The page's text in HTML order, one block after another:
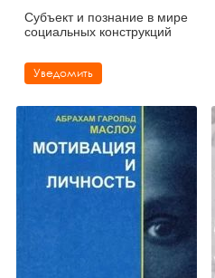
Субъект и познание в мире
социальных конструкций
Уведомить